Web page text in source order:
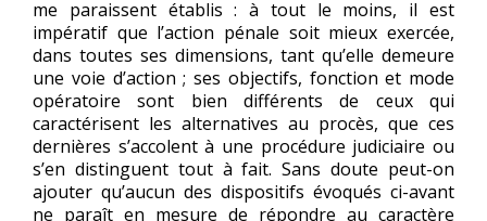
me paraissent établis : à tout le moins, il est
impératif que l’action pénale soit mieux exercée,
dans toutes ses dimensions, tant qu’elle demeure
une voie d’action ; ses objectifs, fonction et mode
opératoire sont bien différents de ceux qui
caractérisent les alternatives au procès, que ces
dernières s’accolent à une procédure judiciaire ou
s’en distinguent tout à fait. Sans doute peut-on
ajouter qu’aucun des dispositifs évoqués ci-avant
ne paraît en mesure de répondre au caractère